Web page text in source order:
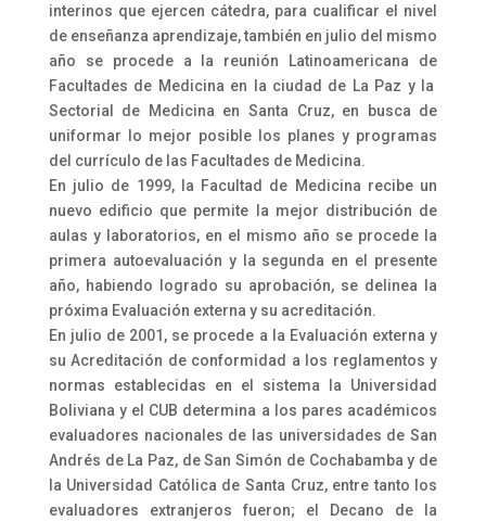
interinos que ejercen cátedra, para cualificar el nivel
de enseñanza aprendizaje, también en julio del mismo
año se procede a la reunión Latinoamericana de
Facultades de Medicina en la ciudad de La Paz y la
Sectorial de Medicina en Santa Cruz, en busca de
uniformar lo mejor posible los planes y programas
del currículo de las Facultades de Medicina.
En julio de 1999, la Facultad de Medicina recibe un
nuevo edificio que permite la mejor distribución de
aulas y laboratorios, en el mismo año se procede la
primera autoevaluación y la segunda en el presente
año, habiendo logrado su aprobación, se delinea la
próxima Evaluación externa y su acreditación.
En julio de 2001, se procede a la Evaluación externa y
su Acreditación de conformidad a los reglamentos y
normas establecidas en el sistema la Universidad
Boliviana y el CUB determina a los pares académicos
evaluadores nacionales de las universidades de San
Andrés de La Paz, de San Simón de Cochabamba y de
la Universidad Católica de Santa Cruz, entre tanto los
evaluadores extranjeros fueron; el Decano de la